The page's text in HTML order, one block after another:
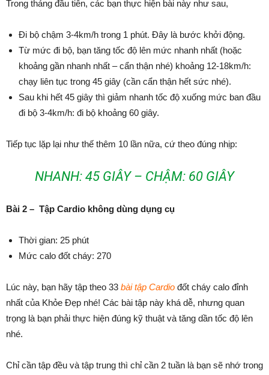
Trong tháng đầu tiên, các bạn thực hiện bài này như sau,
Đi bộ chậm 3-4km/h trong 1 phút. Đây là bước khởi động.
Từ mức đi bộ, bạn tăng tốc độ lên mức nhanh nhất (hoặc
khoảng gần nhanh nhất – cẩn thận nhé) khoảng 12-18km/h:
chạy liên tục trong 45 giây (cần cẩn thận hết sức nhé).
Sau khi hết 45 giây thì giảm nhanh tốc độ xuống mức ban đầu
đi bộ 3-4km/h: đi bộ khoảng 60 giây.
Tiếp tục lặp lại như thế thêm 10 lần nữa, cứ theo đúng nhịp:
NHANH: 45 GIÂY – CHẬM: 60 GIÂY
Bài 2 – Tập Cardio không dùng dụng cụ
Thời gian: 25 phút
Mức calo đốt cháy: 270
Lúc này, bạn hãy tập theo 33 bài tập Cardio đốt cháy calo đỉnh
nhất của Khỏe Đẹp nhé! Các bài tập này khá dễ, nhưng quan
trọng là bạn phải thực hiện đúng kỹ thuật và tăng dần tốc độ lên
nhé.
Chỉ cần tập đều và tập trung thì chỉ cần 2 tuần là bạn sẽ nhớ trong